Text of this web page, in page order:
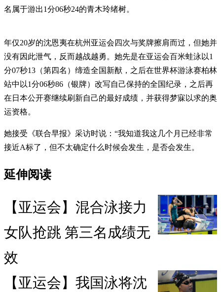
名属于游出1分06秒24的青木玲绪树。
年仅20岁的沈恩夷在杭州亚运会四次与奖牌擦肩而过，但她并
没有因此泄气，反而越战越勇。她先是在亚运会百米蛙泳以1
分07秒13（第四名）缔造全国新猷，之后在世界杯游泳赛柏林
站中以1分06秒86（银牌）改写自己保持的全国纪录，之后再
在日本公开赛继续刷新自己的最好成绩，并获得梦寐以求的奥
运资格。
她接受《联合早报》采访时说：“我知道我这几个月已经非常
接近A标了，但不太确定什么时候会发生，是否会发生。
延伸阅读
【亚运会】混合泳接力
女队抢跳 第三名成绩无
效
【亚运会】我国泳将沈